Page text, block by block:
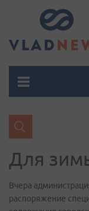
Для
Вчера
распоряжение